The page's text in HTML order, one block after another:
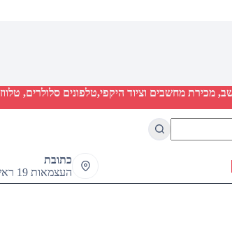
מחשבים וציוד היקפי,טלפונים סלולרים,
כתובת
העצמאות 19 ראש העין